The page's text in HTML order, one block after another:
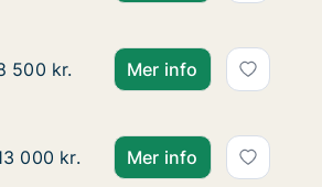
att hyra i Uppsala,
500 kr. Mer info
att hyra i Uppsala,
000 kr. Mer info